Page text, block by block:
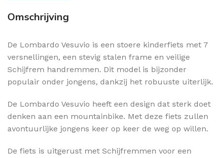
Omschrijving
De Lombardo Vesuvio is een stoere kinderfiets met 7
versnellingen, een stevig stalen frame en veilige
Schijfrem handremmen. Dit model is bijzonder
populair onder jongens, dankzij het robuuste uiterlijk.
De Lombardo Vesuvio heeft een design dat sterk doet
denken aan een mountainbike. Met deze fiets zullen
avontuurlijke jongens keer op keer de weg op willen.
De fiets is uitgerust met Schijfremmen voor een